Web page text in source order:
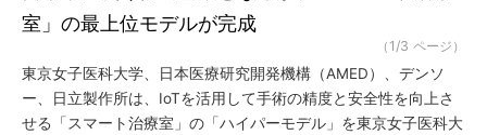
室」の最上位モデルが完成
（1/3 ページ）
東京女子医科大学、日本医療研究開発機構（AMED）、デンソ
ー、日立製作所は、IoTを活用して手術の精度と安全性を向上さ
せる「スマート治療室」の「ハイパーモデル」を東京女子医科大